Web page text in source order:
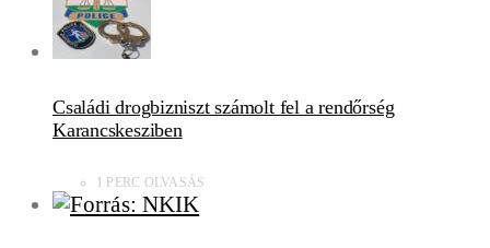
Családi drogbizniszt számolt fel a rendőrség
Karancskesziben
1 PERC OLVASÁS